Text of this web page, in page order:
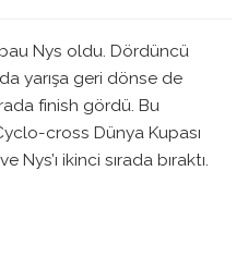
Nys oldu. Dördüncü
yarışa geri dönse de
finish gördü. Bu
cross Dünya Kupası
Nys’ı ikinci sırada bıraktı.